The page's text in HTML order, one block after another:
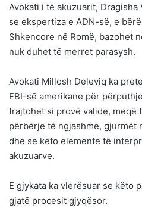
Avokati i të akuzuarit,
se ekspertiza e ADN-së, e
Shkencore në Romë, bazohet
nuk duhet të merret parasysh.
Avokati Millosh Deleviq ka
FBI-së amerikane për
trajtohet si provë valide, meqë
përbërje të ngjashme, gjurmët
dhe se këto elemente të
akuzuarve.
E gjykata ka vlerësuar se këto
gjatë procesit gjyqësor.